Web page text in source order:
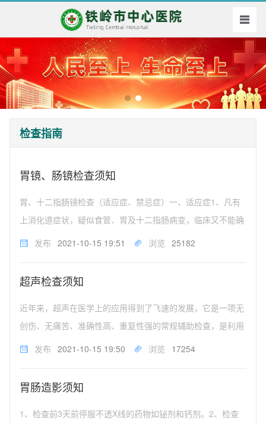
检查指南
胃镜、肠镜检查须知
胃、十二指肠镜检查（适应症、禁忌症）一、适应症1、凡有
上消化道症状，疑似食管、胃及十二指肠病变，临床又不能确
诊者。2、原因不明的上消化道出血者。3、有上消化道症状，
镜随访复查的上消化道...
发布 2021-10-15 19:51 浏览 25182
超声检查须知
近年来，超声在医学上的应用得到了飞速的发展，它是一项无
创伤、无痛苦、准确性高、重复性强的常规辅助检查，是利用
超声波的物理特性与人体组织器官的声学特性相互作用而产生
彩超能检查的脏器疾病有：...
发布 2021-10-15 19:50 浏览 17254
胃肠造影须知
1、检查前3天前停服不透X线的药物如铋剂和钙剂。2、检查